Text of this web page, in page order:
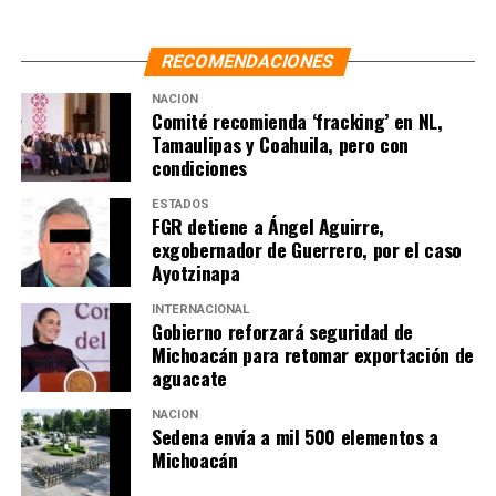
RECOMENDACIONES
NACIÓN
Comité recomienda ‘fracking’ en NL,
Tamaulipas y Coahuila, pero con
condiciones
ESTADOS
FGR detiene a Ángel Aguirre,
exgobernador de Guerrero, por el caso
Ayotzinapa
INTERNACIONAL
Gobierno reforzará seguridad de
Michoacán para retomar exportación de
aguacate
NACIÓN
Sedena envía a mil 500 elementos a
Michoacán